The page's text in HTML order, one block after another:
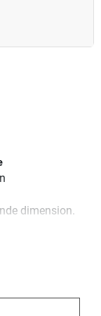
dimension.
poussoir.